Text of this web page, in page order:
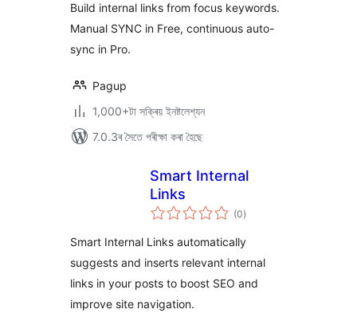
Build internal links from focus keywords.
Manual SYNC in Free, continuous auto-
sync in Pro.
Pagup
1,000+টা সক্ৰিয় ইনষ্টলেশ্যন
7.0.3ৰ সৈতে পৰীক্ষা কৰা হৈছে
Smart Internal
Links
(0টা
মুঠ)
Smart Internal Links automatically
suggests and inserts relevant internal
links in your posts to boost SEO and
improve site navigation.